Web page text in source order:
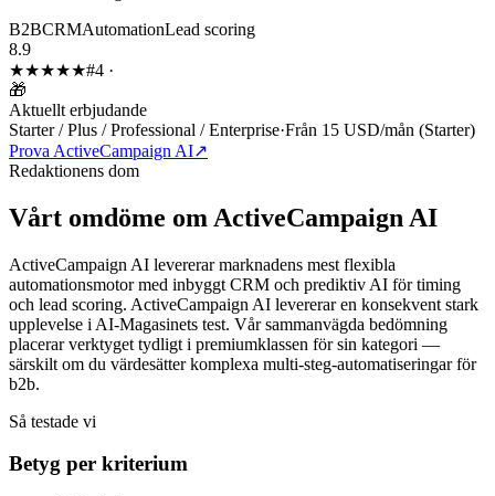
B2BCRMAutomationLead scoring
8.9
★★★★★#4 ·
🎁
Aktuellt erbjudande
Starter / Plus / Professional / Enterprise·Från 15 USD/mån (Starter)
Prova ActiveCampaign AI↗
Redaktionens dom
Vårt omdöme om ActiveCampaign AI
ActiveCampaign AI levererar marknadens mest flexibla
automationsmotor med inbyggt CRM och prediktiv AI för timing
och lead scoring. ActiveCampaign AI levererar en konsekvent stark
upplevelse i AI-Magasinets test. Vår sammanvägda bedömning
placerar verktyget tydligt i premiumklassen för sin kategori —
särskilt om du värdesätterkomplexa multi-steg-automatiseringar för
b2b.
Så testade vi
Betyg per kriterium